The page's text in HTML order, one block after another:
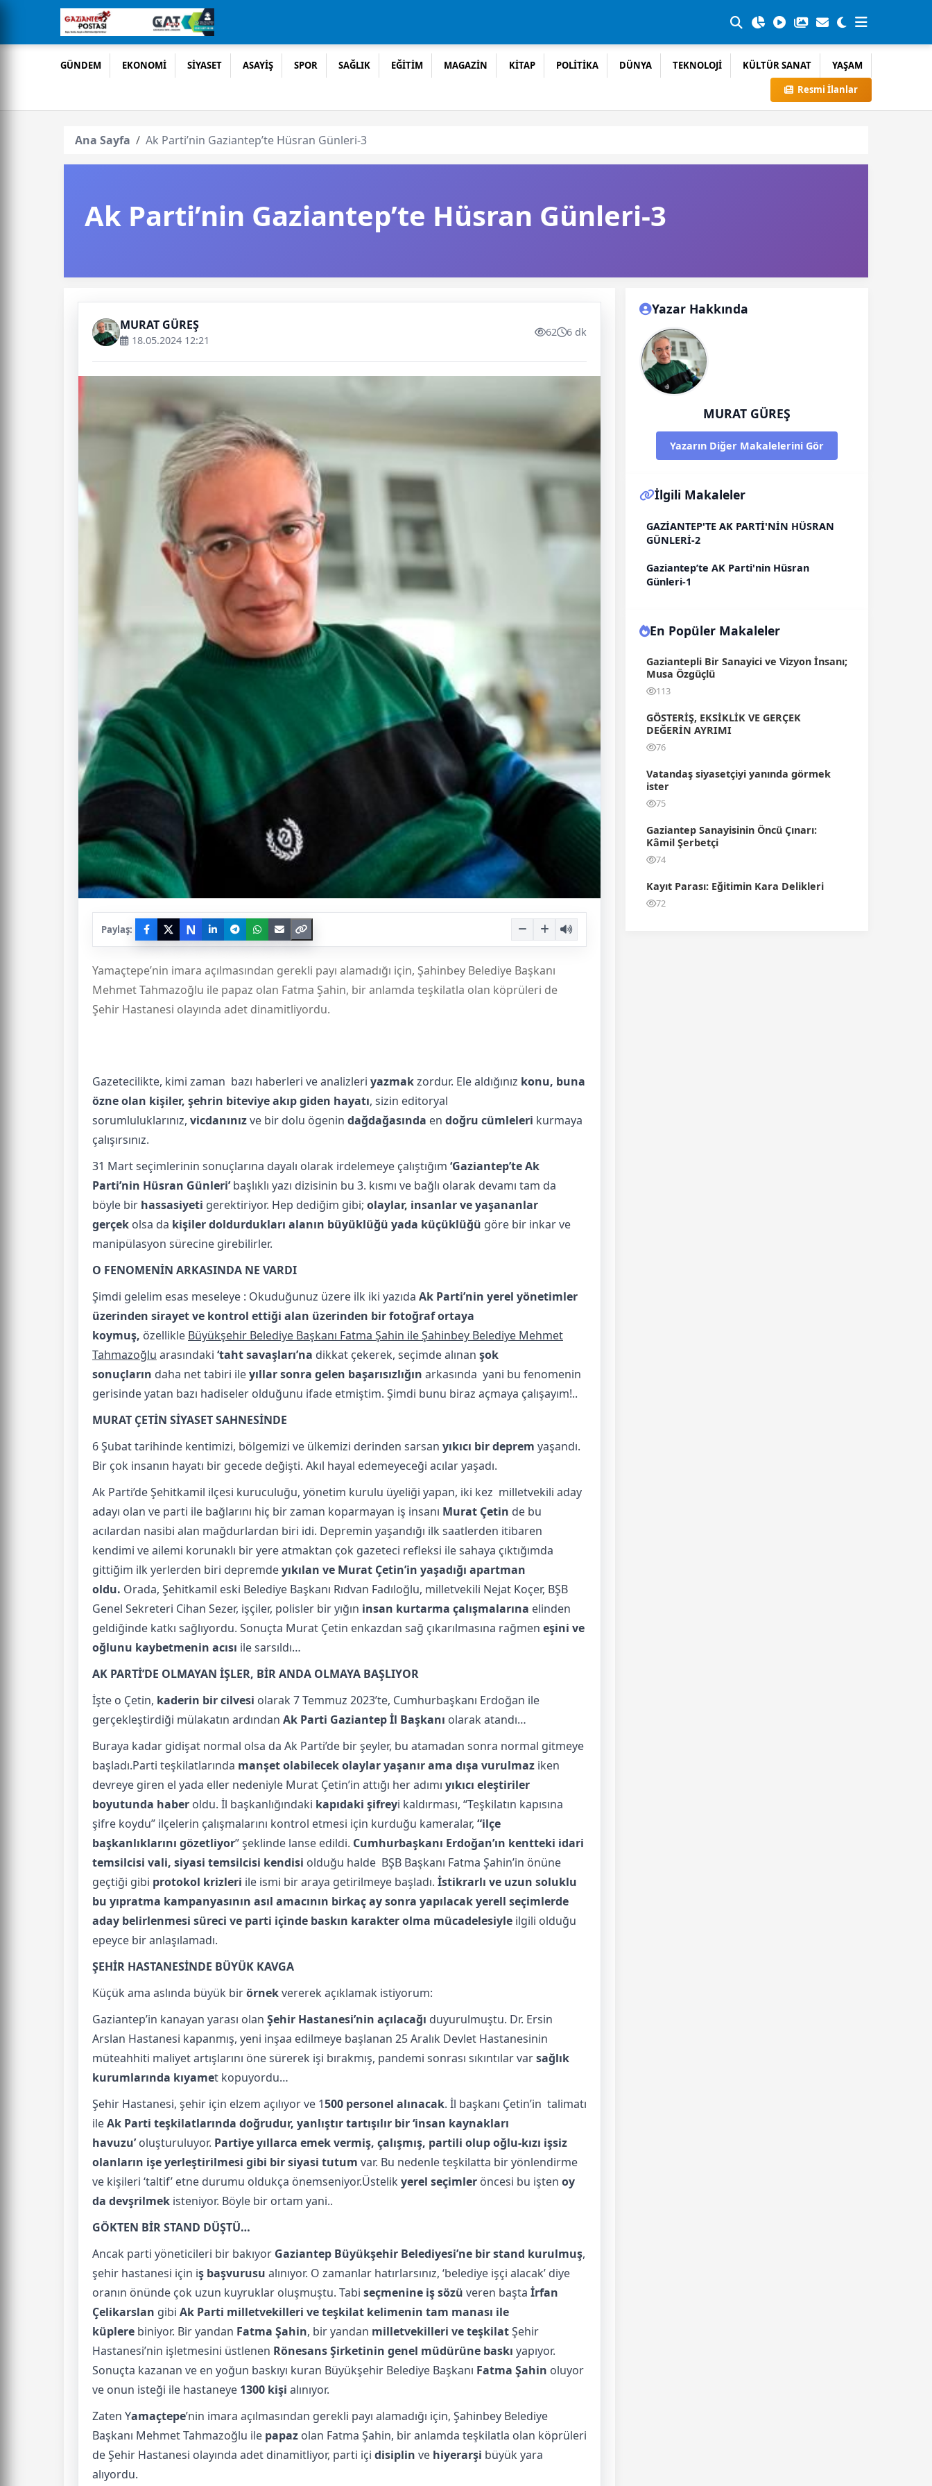
GÜNDEM EKONOMİ SİYASET ASAYİŞ SPOR SAĞLIK EĞİTİM MAGAZİN KİTAP POLİTİKA DÜNYA TEKNOLOJİ KÜLTÜR SANAT
YAŞAM
Resmi İlanlar
Ana Sayfa Ak Parti’nin Gaziantep’te Hüsran Günleri-3
Ak Parti’nin Gaziantep’te Hüsran Günleri-3
MURAT GÜREŞ
18.05.2024 12:21
62 6 dk
Paylaş: N
Yamaçtepe’nin imara açılmasından gerekli payı alamadığı için, Şahinbey Belediye Başkanı
Mehmet Tahmazoğlu ile papaz olan Fatma Şahin, bir anlamda teşkilatla olan köprüleri de
Şehir Hastanesi olayında adet dinamitliyordu.
Gazetecilikte, kimi zaman bazı haberleri ve analizleri yazmakzordur. Ele aldığınız konu, buna
özne olan kişiler, şehrin biteviye akıp giden hayatı, sizin editoryal
sorumluluklarınız, vicdanınızve bir dolu ögenin dağdağasında en doğru cümleleri kurmaya
çalışırsınız.
31 Mart seçimlerinin sonuçlarına dayalı olarak irdelemeye çalıştığım ‘Gaziantep’te Ak
Parti’nin Hüsran Günleri’başlıklı yazı dizisinin bu 3. kısmı ve bağlı olarak devamı tam da
böyle bir hassasiyeti gerektiriyor. Hep dediğim gibi; olaylar, insanlar ve yaşananlar
gerçek olsa da kişiler doldurdukları alanın büyüklüğü yada küçüklüğü göre bir inkar ve
manipülasyon sürecine girebilirler.
O FENOMENİN ARKASINDA NE VARDI
Şimdi gelelim esas meseleye : Okuduğunuz üzere ilk iki yazıda Ak Parti’nin yerel yönetimler
üzerinden sirayet ve kontrol ettiği alan üzerinden bir fotoğraf ortaya
koymuş, özellikle Büyükşehir Belediye Başkanı Fatma Şahin ile Şahinbey Belediye Mehmet
Tahmazoğlu arasındaki ‘taht savaşları’na dikkat çekerek, seçimde alınan şok
sonuçların daha net tabiri ileyıllar sonra gelen başarısızlığın arkasında yani bu fenomenin
gerisinde yatan bazı hadiseler olduğunu ifade etmiştim. Şimdi bunu biraz açmaya çalışayım!..
MURAT ÇETİN SİYASET SAHNESİNDE
6 Şubat tarihinde kentimizi, bölgemizi ve ülkemizi derinden sarsan yıkıcı bir deprem yaşandı.
Bir çok insanın hayatı bir gecede değişti. Akıl hayal edemeyeceği acılar yaşadı.
Ak Parti’de Şehitkamil ilçesi kuruculuğu, yönetim kurulu üyeliği yapan, iki kez milletvekili aday
adayı olan ve parti ile bağlarını hiç bir zaman koparmayan iş insanı Murat Çetin de bu
acılardan nasibi alan mağdurlardan biri idi. Depremin yaşandığı ilk saatlerden itibaren
kendimi ve ailemi korunaklı bir yere atmaktan çok gazeteci refleksi ile sahaya çıktığımda
gittiğim ilk yerlerden biri depremdeyıkılan ve Murat Çetin’in yaşadığı apartman
oldu. Orada, Şehitkamil eski Belediye Başkanı Rıdvan Fadıloğlu, milletvekili Nejat Koçer, BŞB
Genel Sekreteri Cihan Sezer, işçiler, polisler bir yığın insan kurtarma çalışmalarına elinden
geldiğinde katkı sağlıyordu. Sonuçta Murat Çetin enkazdan sağ çıkarılmasına rağmen eşini ve
oğlunu kaybetmenin acısı ile sarsıldı…
AK PARTİ’DE OLMAYAN İŞLER, BİR ANDA OLMAYA BAŞLIYOR
İşte o Çetin, kaderin bir cilvesi olarak 7 Temmuz 2023’te, Cumhurbaşkanı Erdoğan ile
gerçekleştirdiği mülakatın ardından Ak Parti Gaziantep İl Başkanı olarak atandı…
Buraya kadar gidişat normal olsa da Ak Parti’de bir şeyler, bu atamadan sonra normal gitmeye
başladı.Parti teşkilatlarında manşet olabilecek olaylar yaşanır ama dışa vurulmaz iken
devreye giren el yada eller nedeniyle Murat Çetin’in attığı her adımı yıkıcı eleştiriler
boyutunda haber oldu. İl başkanlığındaki kapıdaki şifreyi kaldırması, “Teşkilatın kapısına
şifre koydu” ilçelerin çalışmalarını kontrol etmesi için kurduğu kameralar, “ilçe
başkanlıklarını gözetliyor” şeklinde lanse edildi. Cumhurbaşkanı Erdoğan’ın kentteki idari
temsilcisi vali, siyasi temsilcisi kendisi olduğu halde BŞB Başkanı Fatma Şahin’in önüne
geçtiği gibi protokol krizleri ile ismi bir araya getirilmeye başladı. İstikrarlı ve uzun soluklu
bu yıpratma kampanyasının asıl amacının birkaç ay sonra yapılacak yerell seçimlerde
aday belirlenmesi süreci ve parti içinde baskın karakter olma mücadelesiyle ilgili olduğu
epeyce bir anlaşılamadı.
ŞEHİR HASTANESİNDE BÜYÜK KAVGA
Küçük ama aslında büyük birörnekvererek açıklamak istiyorum:
Gaziantep’in kanayan yarası olan Şehir Hastanesi’nin açılacağı duyurulmuştu. Dr. Ersin
Arslan Hastanesi kapanmış, yeni inşaa edilmeye başlanan 25 Aralık Devlet Hastanesinin
müteahhiti maliyet artışlarını öne sürerek işi bırakmış, pandemi sonrası sıkıntılar varsağlık
kurumlarında kıyamet kopuyordu…
Şehir Hastanesi, şehir için elzem açılıyor ve 1500 personel alınacak. İl başkanı Çetin’in talimatı
ileAk Parti teşkilatlarında doğrudur, yanlıştır tartışılır bir ‘insan kaynakları
havuzu’oluşturuluyor. Partiye yıllarca emek vermiş, çalışmış, partili olup oğlu-kızı işsiz
olanların işe yerleştirilmesi gibi bir siyasi tutum var. Bu nedenle teşkilatta bir yönlendirme
ve kişileri ‘taltif’ etne durumu oldukça önemseniyor.Üstelik yerel seçimler öncesi bu işten oy
da devşrilmek isteniyor. Böyle bir ortam yani..
GÖKTEN BİR STAND DÜŞTÜ…
Ancak parti yöneticileri bir bakıyor Gaziantep Büyükşehir Belediyesi’ne bir stand kurulmuş,
şehir hastanesi için iş başvurusu alınıyor. O zamanlar hatırlarsınız, ‘belediye işçi alacak’ diye
oranın önünde çok uzun kuyruklar oluşmuştu. Tabi seçmenine iş sözü veren başta İrfan
Çelikarslan gibi Ak Parti milletvekilleri ve teşkilat kelimenin tam manası ile
küplere biniyor. Bir yandan Fatma Şahin, bir yandan milletvekilleri ve teşkilatŞehir
Hastanesi’nin işletmesini üstlenen Rönesans Şirketinin genel müdürüne baskı yapıyor.
Sonuçta kazanan ve en yoğun baskıyı kuran Büyükşehir Belediye Başkanı Fatma Şahin oluyor
ve onun isteği ile hastaneye 1300 kişi alınıyor.
Zaten Yamaçtepe’nin imara açılmasından gerekli payı alamadığı için, Şahinbey Belediye
Başkanı Mehmet Tahmazoğlu ile papaz olan Fatma Şahin, bir anlamda teşkilatla olan köprüleri
de Şehir Hastanesi olayında adet dinamitliyor, parti içi disiplin ve hiyerarşi büyük yara
alıyordu.
Yazar Hakkında
MURAT GÜREŞ
Yazarın Diğer Makalelerini Gör
İlgili Makaleler
GAZİANTEP'TE AK PARTİ'NİN HÜSRAN
GÜNLERİ-2
Gaziantep’te AK Parti'nin Hüsran
Günleri-1
En Popüler Makaleler
Gaziantepli Bir Sanayici ve Vizyon İnsanı;
Musa Özgüçlü
113
GÖSTERİŞ, EKSİKLİK VE GERÇEK
DEĞERİN AYRIMI
76
Vatandaş siyasetçiyi yanında görmek
ister
75
Gaziantep Sanayisinin Öncü Çınarı:
Kâmil Şerbetçi
74
Kayıt Parası: Eğitimin Kara Delikleri
72